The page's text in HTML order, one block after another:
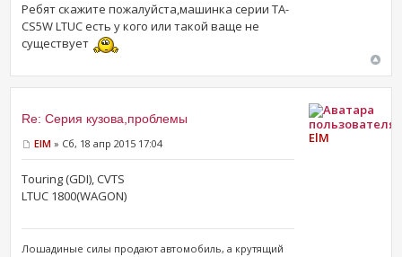
Ребят скажите пожалуйста,машинка серии TA-
CS5W LTUC есть у кого или такой ваще не
существует
Re: Серия кузова,проблемы
ElM » Сб, 18 апр 2015 17:04
Touring (GDI), CVTS
LTUC 1800(WAGON)
Лошадиные силы продают ​автомобиль, а крутящий
ElM